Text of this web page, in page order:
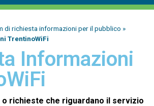
di richiesta informazioni per il pubblico »
TrentinoWiFi
Informazioni
o richieste che riguardano il servizio